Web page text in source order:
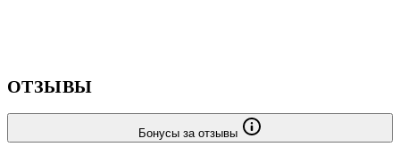
ОТЗЫВЫ
Бонусы за отзывы